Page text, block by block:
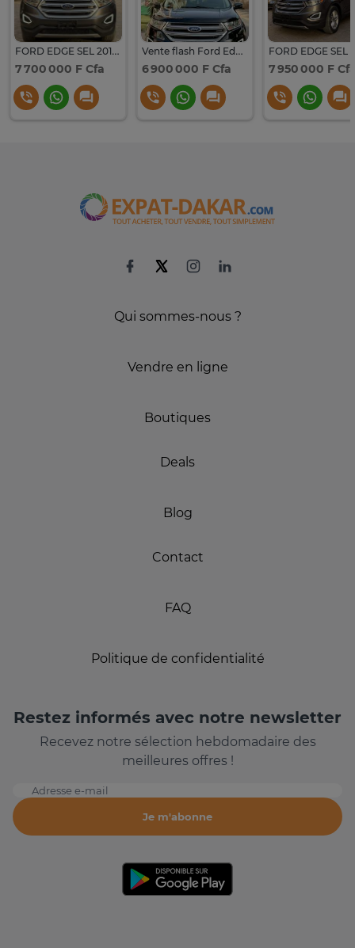
FORD EDGE SEL 2017 (VENANT)
7 700 000 F Cfa
Vente flash Ford Edge Sel 2017
6 900 000 F Cfa 7 950 000 F
Qui sommes-nous ?
Vendre en ligne
Boutiques
Deals
Blog
Contact
FAQ
Politique de confidentialité
Restez informés avec notre newsletter
Recevez notre sélection hebdomadaire des
meilleures offres !
Adresse e-mail
Je m'abonne